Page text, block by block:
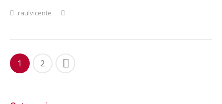
raulvicente
1 2